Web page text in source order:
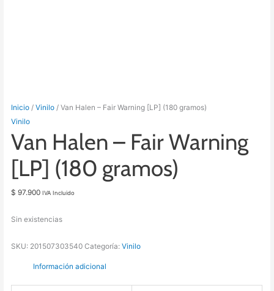
Inicio /Vinilo / Van Halen – Fair Warning [LP] (180 gramos)
Vinilo
Van Halen – Fair Warning
[LP] (180 gramos)
$ 97.900 IVA Incluido
Sin existencias
SKU: 201507303540 Categoría:Vinilo
Información adicional